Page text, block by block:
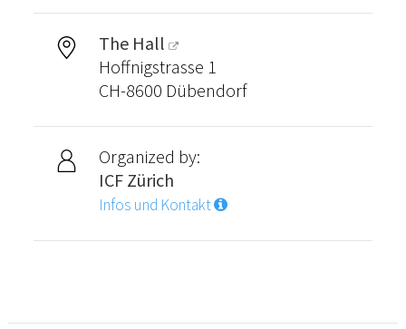
The Hall
Hoffnigstrasse 1
CH-8600 Dübendorf
Organized by:
ICF Zürich
Infos und Kontakt